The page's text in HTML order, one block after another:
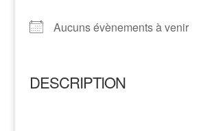
Aucuns évènements à venir
DESCRIPTION